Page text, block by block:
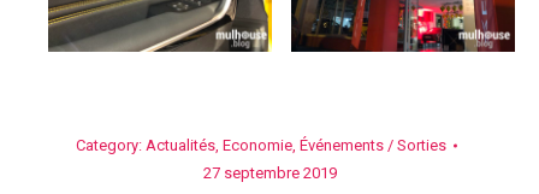
Category: Actualités, Economie, Événements / Sorties
27 septembre 2019